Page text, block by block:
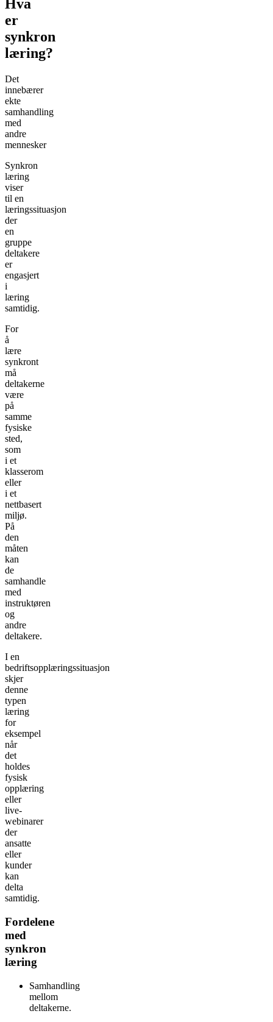
Hva
er
synkron
læring?
Det
innebærer
ekte
samhandling
med
andre
mennesker
Synkron
læring
viser
til en
læringssituasjon
der
en
gruppe
deltakere
er
engasjert
i
læring
samtidig.
For
å
lære
synkront
må
deltakerne
være
på
samme
fysiske
sted,
som
i et
klasserom
eller
i et
nettbasert
miljø.
På
den
måten
kan
de
samhandle
med
instruktøren
og
andre
deltakere.
I en
bedriftsopplæringssituasjon
skjer
denne
typen
læring
for
eksempel
når
det
holdes
fysisk
opplæring
eller
live-
webinarer
der
ansatte
eller
kunder
kan
delta
samtidig.
Fordelene
med
synkron
læring
Samhandling
mellom
deltakerne.